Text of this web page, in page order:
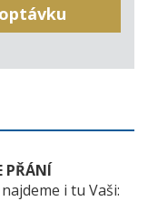
PŘÁNÍ
najdeme i tu Vaši: